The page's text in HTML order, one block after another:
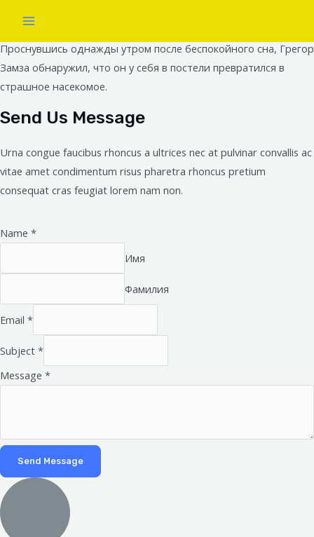
Contact Us
Проснувшись однажды утром после беспокойного сна, Грегор
Замза обнаружил, что он у себя в постели превратился в
страшное насекомое.
Send Us Message
Urna congue faucibus rhoncus a ultrices nec at pulvinar convallis ac
vitae amet condimentum risus pharetra rhoncus pretium
consequat cras feugiat lorem nam non.
Name *
Имя
Фамилия
Email *
Subject *
Message *
Send Message